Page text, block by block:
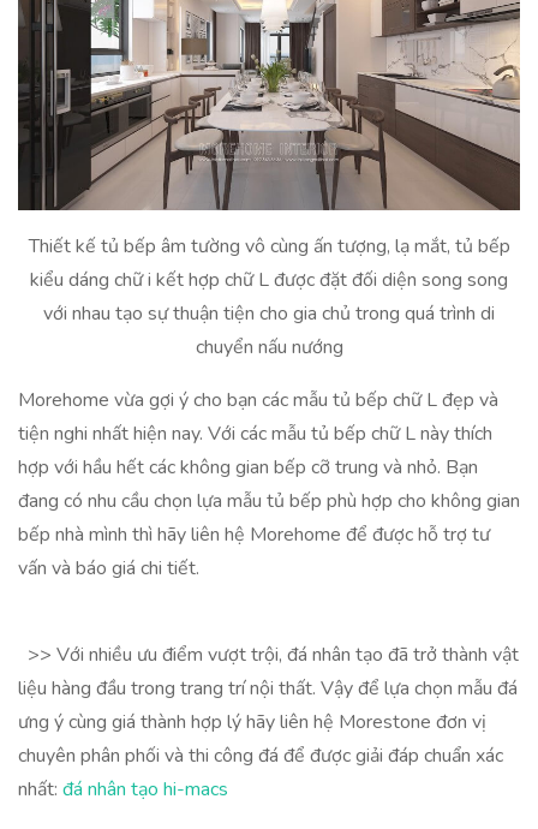
Thiết kế tủ bếp âm tường vô cùng ấn tượng, lạ mắt, tủ bếp
kiểu dáng chữ i kết hợp chữ L được đặt đối diện song song
với nhau tạo sự thuận tiện cho gia chủ trong quá trình di
chuyển nấu nướng
Morehome vừa gợi ý cho bạn các mẫu tủ bếp chữ L đẹp và
tiện nghi nhất hiện nay. Với các mẫu tủ bếp chữ L này thích
hợp với hầu hết các không gian bếp cỡ trung và nhỏ. Bạn
đang có nhu cầu chọn lựa mẫu tủ bếp phù hợp cho không gian
bếp nhà mình thì hãy liên hệ Morehome để được hỗ trợ tư
vấn và báo giá chi tiết.
>> Với nhiều ưu điểm vượt trội, đá nhân tạo đã trở thành vật
liệu hàng đầu trong trang trí nội thất. Vậy để lựa chọn mẫu đá
ưng ý cùng giá thành hợp lý hãy liên hệ Morestone đơn vị
chuyên phân phối và thi công đá để được giải đáp chuẩn xác
nhất: đá nhân tạo hi-macs